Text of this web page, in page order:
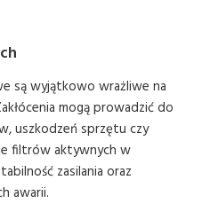
są wyjątkowo wrażliwe na
mogą prowadzić do
uszkodzeń sprzętu czy
filtrów aktywnych w
zasilania oraz
awarii.